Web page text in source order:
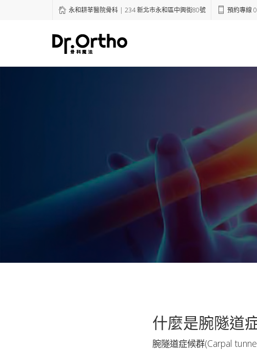
永和耕莘醫院骨科 | 234 新北市永和區中興街80號 預約專線
什麼是腕隧道
腕隧道症候群(Carpal